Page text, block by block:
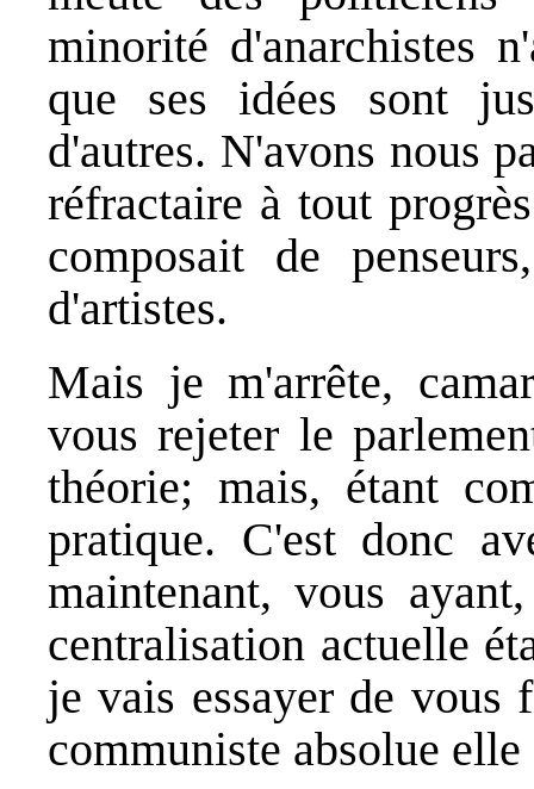
minorité d'anarchistes
que ses idées sont
d'autres. N'avons nous
réfractaire à tout
composait de
d'artistes.
Mais je m'arrête,
vous rejeter le
théorie; mais, étant
pratique. C'est donc
maintenant, vous
centralisation actuelle
je vais essayer de vous
communiste absolue